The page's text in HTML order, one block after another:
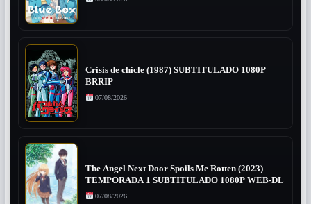
Crisis de chicle (1987) SUBTITULADO 1080P
BRRIP
07/08/2026
The Angel Next Door Spoils Me Rotten (2023)
TEMPORADA 1 SUBTITULADO 1080P WEB-DL
07/08/2026